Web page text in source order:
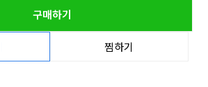
구매하기
찜하기